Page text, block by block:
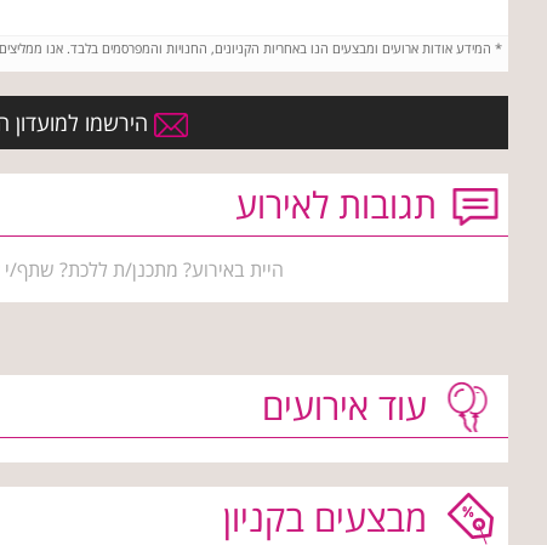
* המידע אודות ארועים ומבצעים הנו באחריות הקניונים, החנויות והמפרסמים בלבד. אנו
הירשמו למועדון
תגובות לאירוע
היית באירוע? מתכנן/ת ללכת? שתף/
עוד אירועים
מבצעים בקניון